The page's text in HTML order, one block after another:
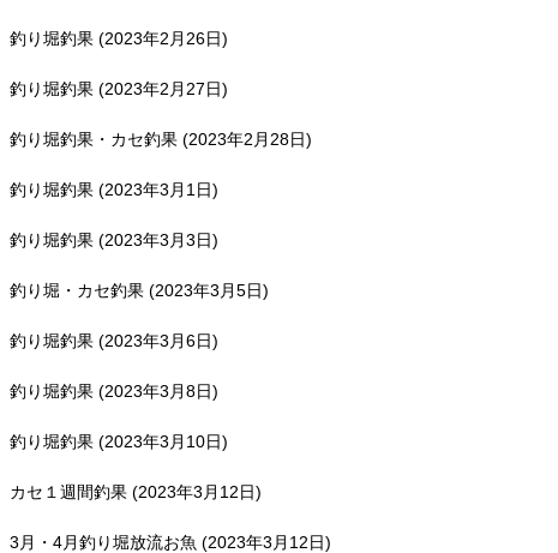
釣り堀釣果 (2023年2月26日)
釣り堀釣果 (2023年2月27日)
釣り堀釣果・カセ釣果 (2023年2月28日)
釣り堀釣果 (2023年3月1日)
釣り堀釣果 (2023年3月3日)
釣り堀・カセ釣果 (2023年3月5日)
釣り堀釣果 (2023年3月6日)
釣り堀釣果 (2023年3月8日)
釣り堀釣果 (2023年3月10日)
カセ１週間釣果 (2023年3月12日)
3月・4月釣り堀放流お魚 (2023年3月12日)